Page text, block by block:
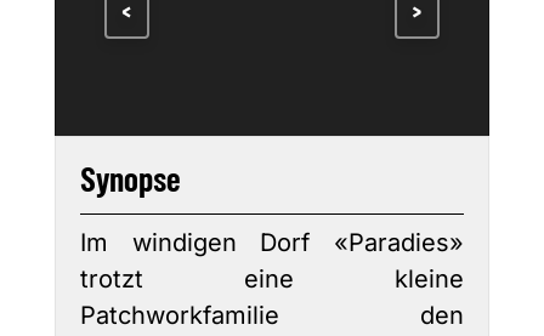
< >
Synopse
Im windigen Dorf «Paradies»
trotzt eine kleine
Patchworkfamilie den